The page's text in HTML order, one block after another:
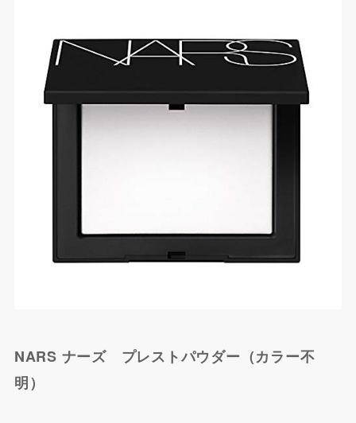
NARS ナーズ プレストパウダー（カラー不
明）